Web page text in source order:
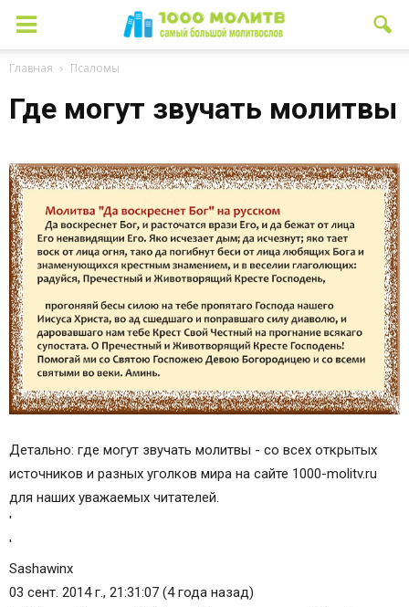
Главная Псаломы
Где могут звучать молитвы
Детально: где могут звучать молитвы - со всех открытых
источников и разных уголков мира на сайте 1000-molitv.ru
для наших уважаемых читателей.
'
'
Sashawinx
03 сент. 2014 г., 21:31:07 (4 года назад)